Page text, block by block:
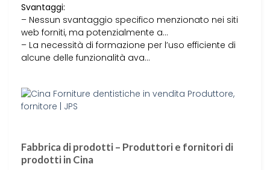
Svantaggi:
– Nessun svantaggio specifico menzionato nei siti
web forniti, ma potenzialmente a…
– La necessità di formazione per l’uso efficiente di
alcune delle funzionalità ava…
Fabbrica di prodotti – Produttori e fornitori di
prodotti in Cina